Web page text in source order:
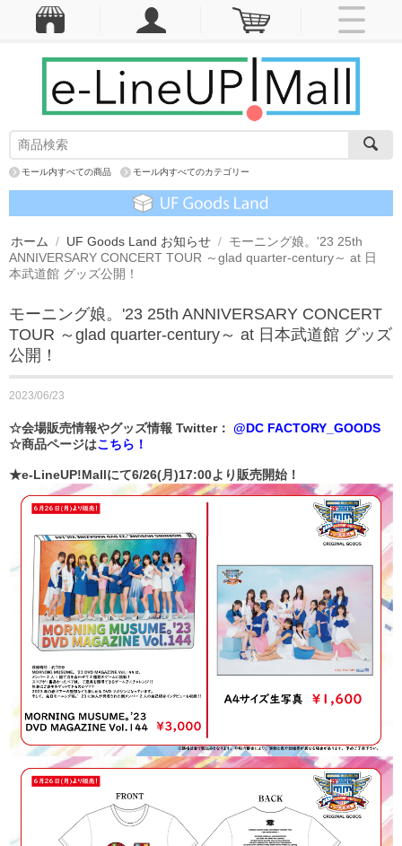
モール内すべての商品 モール内すべてのカテゴリー
ホーム / UF Goods Land お知らせ / モーニング娘。'23 25th
ANNIVERSARY CONCERT TOUR ～glad quarter-century～ at 日
本武道館 グッズ公開！
モーニング娘。'23 25th ANNIVERSARY CONCERT
TOUR ～glad quarter-century～ at 日本武道館 グッズ
公開！
2023/06/23
☆会場販売情報やグッズ情報 Twitter： @DC FACTORY_GOODS
☆商品ページはこちら！
★e-LineUP!Mallにて6/26(月)17:00より販売開始！